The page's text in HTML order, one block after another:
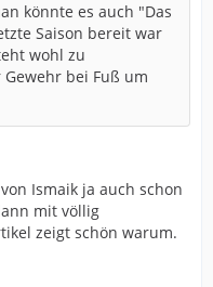
könnte es auch "Das
Saison bereit war
wohl zu
bei Fuß um
Ismaik ja auch schon
mit völlig
zeigt schön warum.